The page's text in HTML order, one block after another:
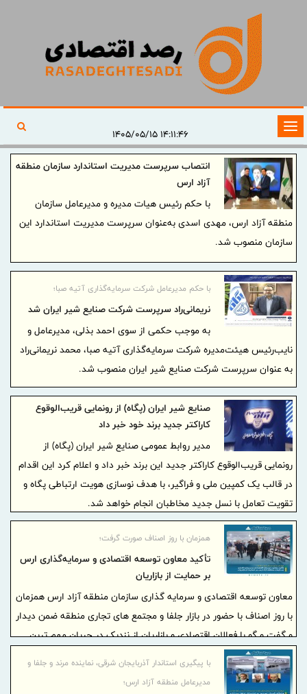
تغییر
وضعیت
ناوبری
انتصاب سرپرست مدیریت استاندارد سازمان منطقه
آزاد ارس
با حکم رئیس هیات‌ مدیره و مدیرعامل سازمان
منطقه آزاد ارس، مهدی اسدی به‌عنوان سرپرست مدیریت استاندارد این
سازمان منصوب شد.
با حکم مدیرعامل شرکت سرمایه‌گذاری آتیه صبا؛
نریمانی‌راد سرپرست شرکت صنایع شیر ایران شد
به موجب حکمی از سوی احمد بذلی، مدیرعامل و
نایب‌رئیس هیئت‌مدیره شرکت سرمایه‌گذاری آتیه صبا، محمد نریمانی‌راد
به‌ عنوان سرپرست شرکت صنایع شیر ایران منصوب شد.
صنایع شیر ایران (پگاه) از رونمایی قریب‌الوقوع
کاراکتر جدید برند خود خبر داد
مدیر روابط عمومی صنایع شیر ایران (پگاه) از
رونمایی قریب‌الوقوع کاراکتر جدید این برند خبر داد و اعلام کرد این اقدام
در قالب یک کمپین ملی و فراگیر، با هدف نوسازی هویت ارتباطی پگاه و
تقویت تعامل با نسل جدید مخاطبان انجام خواهد شد.
همزمان با روز اصناف صورت گرفت؛
تأکید معاون توسعه اقتصادی و سرمایه‌گذاری ارس
بر حمایت از بازاریان
معاون توسعه اقتصادی و سرمایه‌ گذاری سازمان منطقه آزاد ارس همزمان
با روز اصناف با حضور در بازار جلفا و مجتمع‌ های تجاری منطقه ضمن دیدار
و گفت‌ و گو با فعالان اقتصادی و بازاریان از نزدیک در جریان مهم‌ ترین
مسائل، دغدغه‌ ها و مطالبات آنان قرار گرفت.با پیگیری استاندار آذربایجان شرقی، نماینده مرند و جلفا و
مدیرعامل منطقه آزاد ارس؛